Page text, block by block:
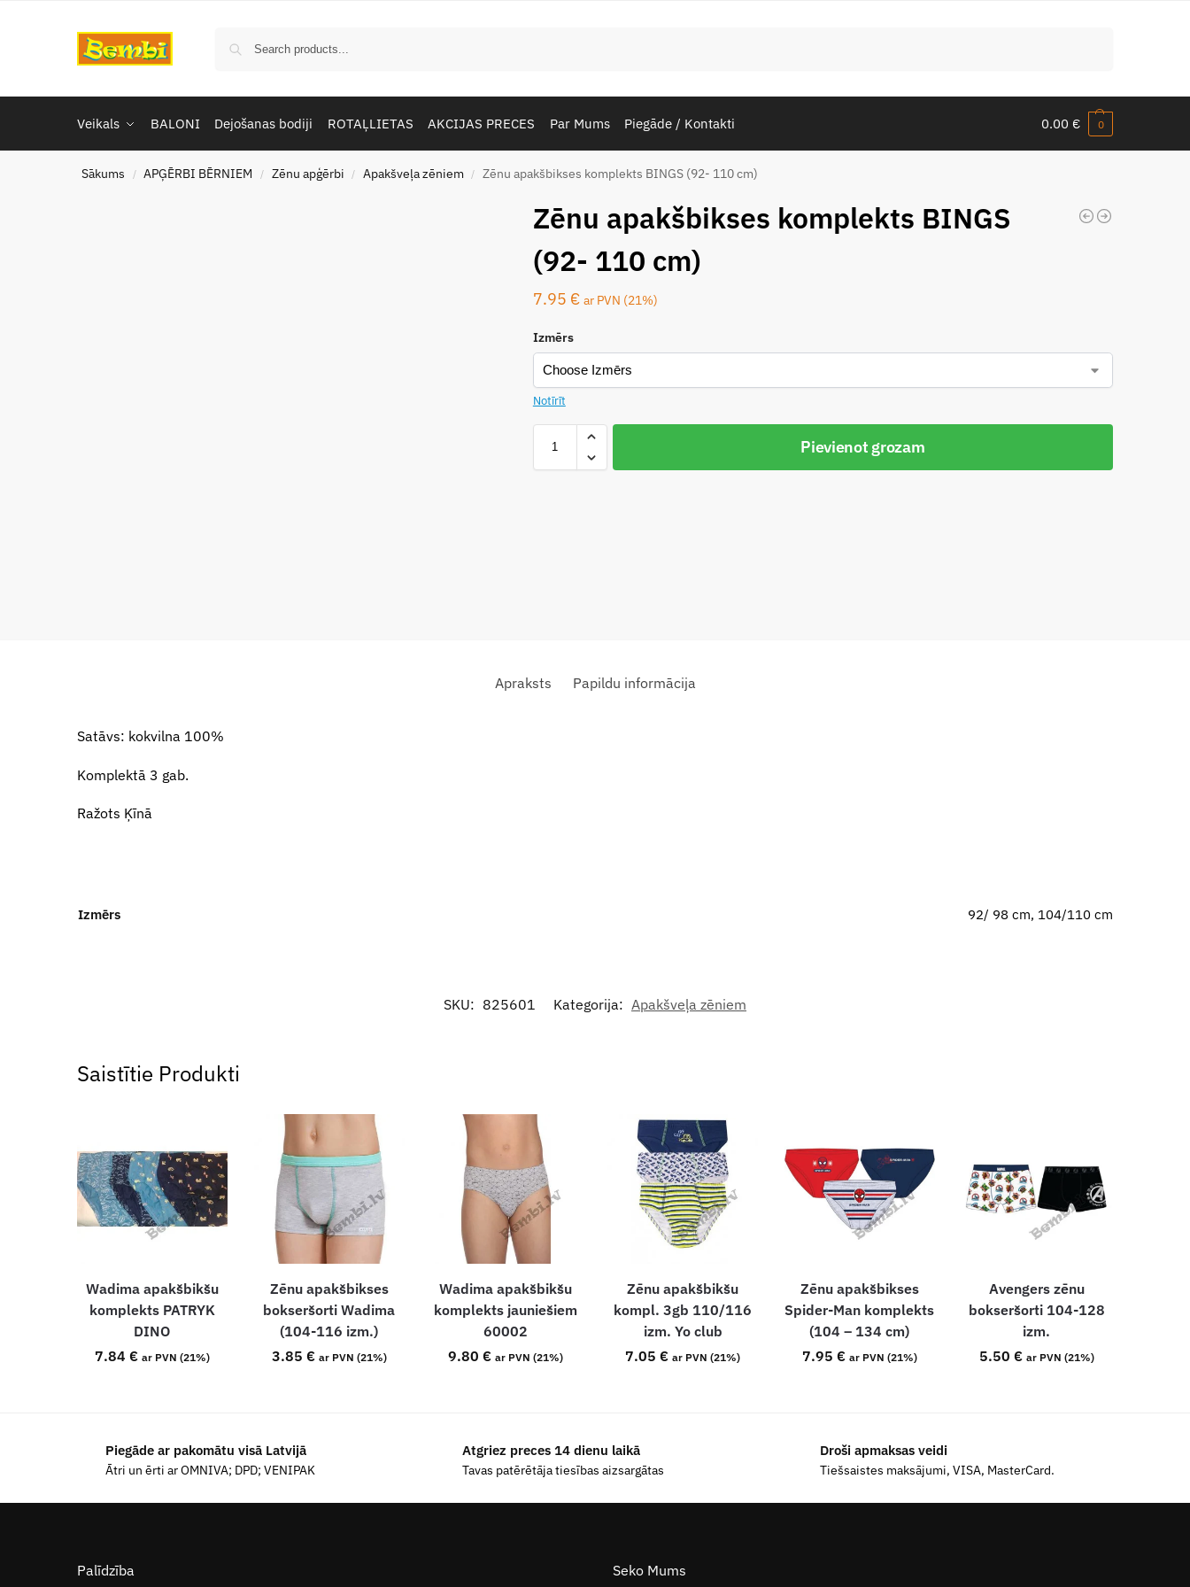
Veikals BALONI Dejošanas bodiji ROTAĻLIETAS AKCIJAS PRECES Par Mums Piegāde / Kontakti 0.00 € 0
Sākums / APĢĒRBI BĒRNIEM / Zēnu apģērbi / Apakšveļa zēniem / Zēnu apakšbikses komplekts BINGS (92- 110 cm)
Zēnu apakšbikses komplekts BINGS
(92- 110 cm)
7.95 € ar PVN (21%)
Izmērs
Notīrīt
Pievienot grozam
Apraksts Papildu informācija
Satāvs: kokvilna 100%
Komplektā 3 gab.
Ražots Ķīnā
Izmērs 92/ 98 cm, 104/110 cm
SKU: 825601 Kategorija: Apakšveļa zēniem
Saistītie Produkti
Wadima apakšbikšu
komplekts PATRYK
DINO
7.84 € ar PVN (21%)
Zēnu apakšbikses
bokseršorti Wadima
(104-116 izm.)
3.85 € ar PVN (21%)
Wadima apakšbikšu
komplekts jauniešiem
60002
9.80€ ar PVN (21%)
Zēnu apakšbikšu
kompl. 3gb 110/116
izm. Yo club
7.05€ ar PVN (21%)
Zēnu apakšbikses
Spider-Man komplekts
(104 – 134 cm)
7.95 € ar PVN (21%)
Avengers zēnu
bokseršorti 104-128
izm.
5.50 € ar PVN (21%)
Piegāde ar pakomātu visā Latvijā
Ātri un ērti ar OMNIVA; DPD; VENIPAK
Atgriez preces 14 dienu laikā
Tavas patērētāja tiesības aizsargātas
Droši apmaksas veidi
Tiešsaistes maksājumi, VISA, MasterCard.
Palīdzība Seko Mums